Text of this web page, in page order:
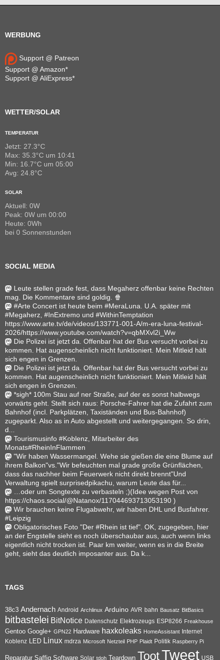
WERBUNG
Support @ Patreon
Support @ Amazon*
Support @ AliExpress*
WETTER/SOLAR
TEMPERATUR
Jetzt: 27.3°C
Max: 35.3°C um 10:41
Min: 16.7°C um 05:00
Avg: 24.8°C
SOLAR
Aktuell: 0W
Peak: 0W um 00:00
Heute: 0Wh
bei 0 Sonnenstunden
SOCIAL MEDIA
Leute stellen grade fest, dass Megaherz offenbar keine Rechten
mag. Die Kommentare sind goldig. 🍿
#Arte Concert ist heute beim #MeraLuna. U.A. später mit
#Megaherz, #InExtremo und #WithinTemptation
https://www.arte.tv/de/videos/133771-001-A/m-era-luna-festival-
2026/https://www.youtube.com/watch?v=qbMXvl2i_Ww
Die Polizei ist jetzt da. Offenbar hat der Bus versucht vorbei zu
kommen. Hat augenscheinlich nicht funktioniert. Mein Mitleid hält
sich engen in Grenzen.
Die Polizei ist jetzt da. Offenbar hat der Bus versucht vorbei zu
kommen. Hat augenscheinlich nicht funktioniert. Mein Mitleid hält
sich engen in Grenzen.
*sigh* 100m Stau auf ner Straße, auf der es sonst halbwegs
vorwärts geht. Stellt sich raus: Porsche-Fahrer hat die Zufahrt zum
Bahnhof (incl. Parkplätzen, Taxiständen und Bus-Bahnhof)
zugeparkt. Also as in Auto abgestellt und weitergegangen. So drin,
d...
Tourismusinfo #Koblenz, Mitarbeiter des
Monats#RheinInFlammen
"Wir haben Wassermangel. Wehe sie gießen die eine Blume auf
ihrem Balkon"vs."Wir befeuchten mal grade große Grünflächen,
dass das nachher beim Feuerwerk nicht direkt brennt"Und
Verwaltung spielt surprisedpikachu, warum Leute das für...
…oder um Songtexte zu verbasteln ;)(Idee wegen Post von
https://chaos.social/@Natanox/117044693713053190 )
Wir brauchen keine Flugabwehr, wir haben DHL und Busfahrer.
#Leipzig
Obligatorisches Foto "Der #Rhein ist tief". OK, zugegeben, hier
an der Engstelle sieht es noch überschaubar aus, auch wenn links
eigentlich nicht trocken ist. Paar km weiter, wenn es in die Breite
geht, sieht das deutlich imposanter aus. Da k...
TAGS
38c3 Andernach Android Archlinux Arduino AVR bahn Bausatz BitBasics
bitbastelei BitNotice Datenschutz Elektrozeugs ESP8266 Freakhouse
Gentoo Google+ GPN22 Hardware haxkoleaks HomeAssistant Internet
Koblenz LED Linux mdrza Microsoft Netzteil PHP Plaidt Politik Raspberry Pi
Reparatur Saffig Software Solar tdoh Teardown TootTweet USB